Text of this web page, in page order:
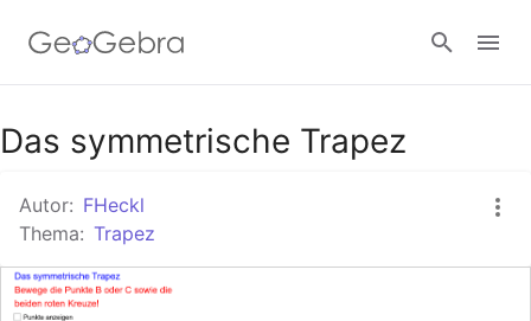
Google Classroom
GeoGebra Classroom
Das symmetrische Trapez
Autor: FHeckl
Thema: Trapez